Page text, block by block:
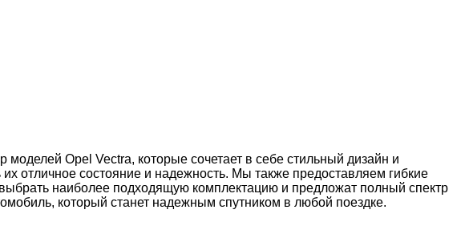
Opel Vectra, которые сочетает в себе стильный дизайн и
отличное состояние и надежность. Мы также предоставляем гибкие
наиболее подходящую комплектацию и предложат полный спектр
который станет надежным спутником в любой поездке.